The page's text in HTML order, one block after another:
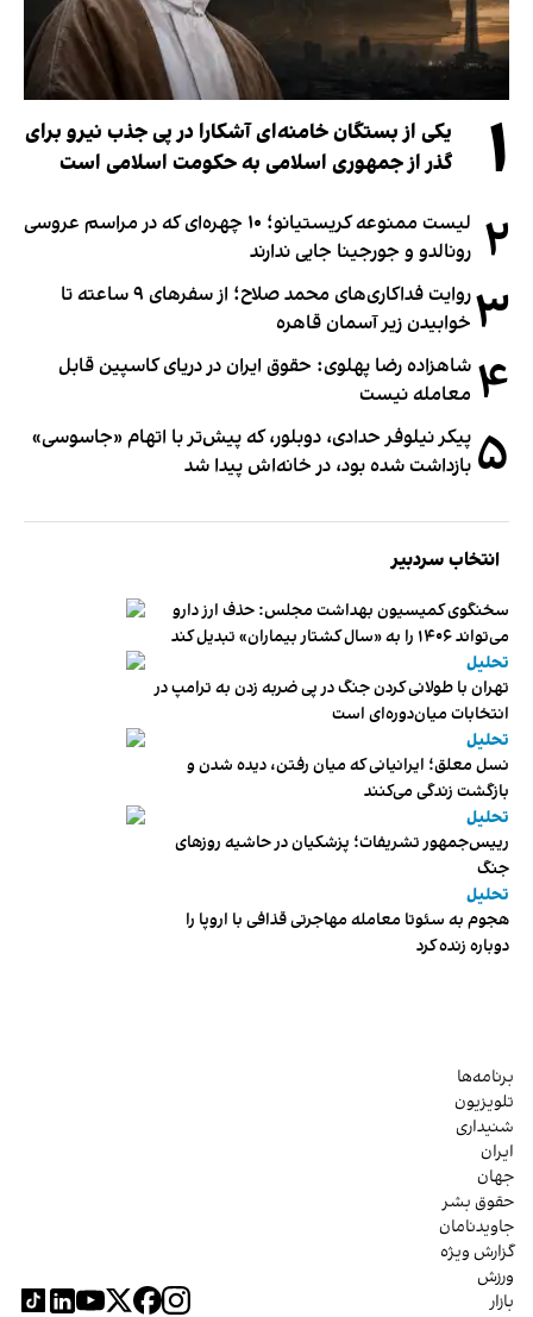
۱
یکی از بستگان خامنه‌ای آشکارا در پی جذب نیرو برای
گذر از جمهوری اسلامی به حکومت اسلامی است
۲
لیست ممنوعه کریستیانو؛ ۱۰ چهره‌ای که در مراسم عروسی
رونالدو و جورجینا جایی ندارند
۳
روایت فداکاری‌های محمد صلاح؛ از سفرهای ۹ ساعته تا
خوابیدن زیر آسمان قاهره
۴ شاهزاده رضا پهلوی: حقوق ایران در دریای کاسپین قابل
معامله نیست
۵ پیکر نیلوفر حدادی، دوبلور، که پیش‌تر با اتهام «جاسوسی»
بازداشت شده بود، در خانه‌اش پیدا شد
انتخاب سردبیر
سخنگوی کمیسیون بهداشت مجلس: حذف ارز دارو
می‌تواند ۱۴۰۶ را به «سال کشتار بیماران» تبدیل کند
تحلیل
تهران با طولانی کردن جنگ در پی ضربه زدن به ترامپ در
انتخابات میان‌دوره‌ای است
تحلیل
نسل معلق؛ ایرانیانی که میان رفتن، دیده شدن و
بازگشت زندگی می‌کنند
تحلیل
رییس‌جمهور تشریفات؛ پزشکیان در حاشیه روزهای
جنگ
تحلیل
هجوم به سئوتا معامله مهاجرتی قذافی با اروپا را
دوباره زنده کرد
برنامه‌ها
تلویزیون
شنیداری
ایران
جهان
حقوق بشر
جاویدنامان
گزارش ویژه
ورزش
بازار